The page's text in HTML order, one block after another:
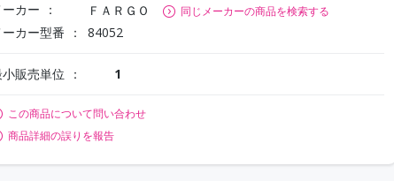
ーカー ＦＡＲＧＯ 同じメーカーの商品を検索する
ーカー型番 84052
販売単位 1
この商品について問い合わせ
商品詳細の誤りを報告